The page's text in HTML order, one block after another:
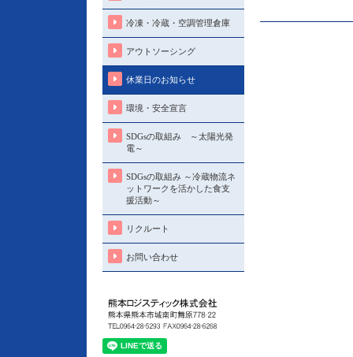
冷凍・冷蔵・空調管理倉庫
アウトソーシング
休業日のお知らせ
環境・安全宣言
SDGsの取組み ～太陽光発
電～
SDGsの取組み ～冷蔵物流ネ
ットワークを活かした食支
援活動～
リクルート
お問い合わせ